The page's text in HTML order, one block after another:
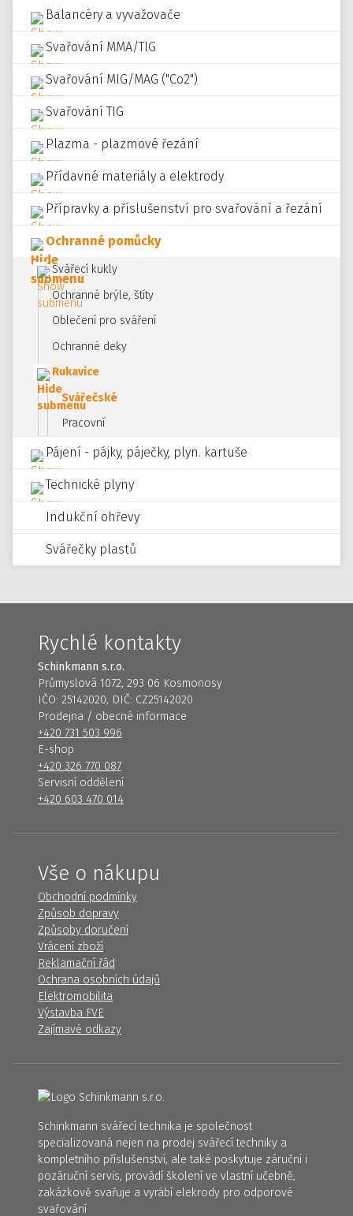
Balancéry a vyvažovače
Svařování MMA/TIG
Svařování MIG/MAG ("Co2")
Svařování TIG
Plazma - plazmové řezání
Přídavné materiály a elektrody
Přípravky a příslušenství pro svařování a řezání
Ochranné pomůcky
Svářecí kukly
Ochranné brýle, štíty
Oblečení pro sváření
Ochranné deky
Rukavice
Svářečské
Pracovní
Pájení - pájky, páječky, plyn. kartuše
Technické plyny
Indukční ohřevy
Svářečky plastů
Rychlé kontakty
Schinkmann s.r.o.
Průmyslová 1072, 293 06 Kosmonosy
IČO: 25142020, DIČ: CZ25142020
Prodejna / obecné informace
+420 731 503 996
E-shop
+420 326 770 087
Servisní oddělení
+420 603 470 014
Vše o nákupu
Obchodní podmínky
Způsob dopravy
Způsoby doručení
Vrácení zboží
Reklamační řád
Ochrana osobních údajů
Elektromobilita
Výstavba FVE
Zajímavé odkazy
Schinkmann svářecí technika je společnost
specializovaná nejen na prodej svářecí techniky a
kompletního příslušenství, ale také poskytuje záruční i
pozáruční servis, provádí školení ve vlastní učebně,
zakázkově svařuje a vyrábí elekrody pro odporové
svařování